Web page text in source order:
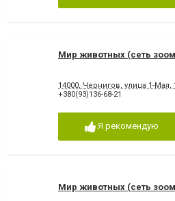
Мир животных (сеть
14000, Чернигов, улица 1-Мая,
+380(93)136-68-21
Я рекомендую
Мир животных (сеть